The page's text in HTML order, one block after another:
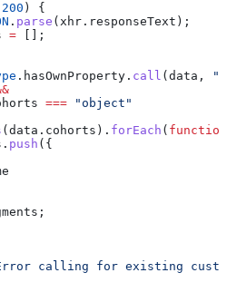
200 ) {
. parse ( xhr . responseText );
= [];
. hasOwnProperty . call ( data ,
=== "object"
( data . cohorts ). forEach ( function
. push ({
;
calling for existing